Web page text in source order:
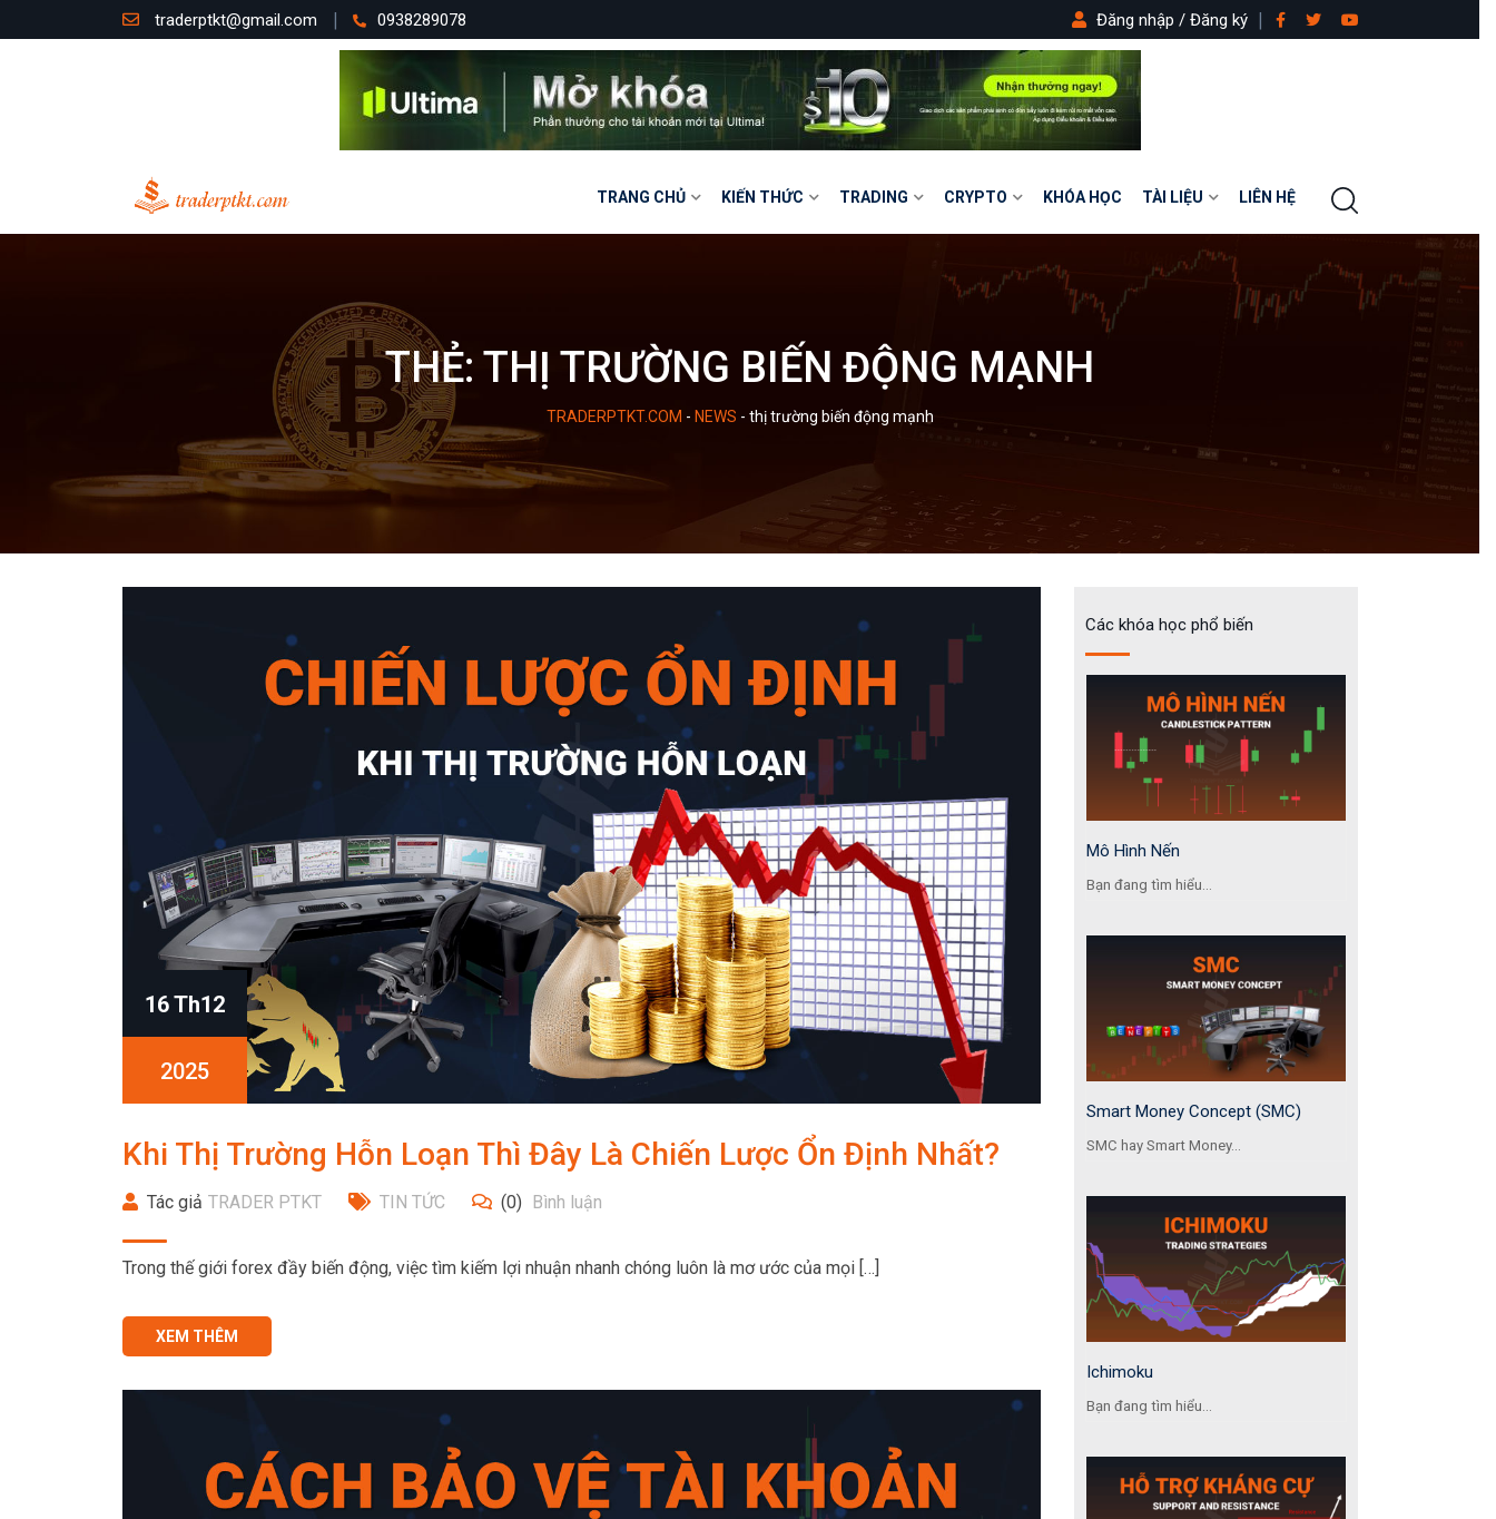
traderptkt@gmail.com 0938289078 Đăng nhập / Đăng ký
TRANG CHỦ KIẾN THỨC TRADING CRYPTO KHÓA HỌC TÀI LIỆU LIÊN HỆ
THẺ: THỊ TRƯỜNG BIẾN ĐỘNG MẠNH
TRADERPTKT.COM - NEWS - thị trường biến động mạnh
16 Th12
2025
Khi Thị Trường Hỗn Loạn Thì Đây Là Chiến Lược Ổn Định Nhất?
Tác giả TRADER PTKT TIN TỨC (0) Bình luận
Trong thế giới forex đầy biến động, việc tìm kiếm lợi nhuận nhanh chóng luôn là mơ ước của mọi […]
XEM THÊM
Các khóa học phổ biến
Mô Hình Nến
Bạn đang tìm hiểu...
Smart Money Concept (SMC)
SMC hay Smart Money...
Ichimoku
Bạn đang tìm hiểu...